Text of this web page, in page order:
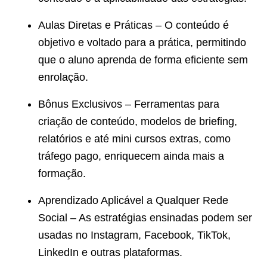
Aulas Diretas e Práticas – O conteúdo é
objetivo e voltado para a prática, permitindo
que o aluno aprenda de forma eficiente sem
enrolação.
Bônus Exclusivos – Ferramentas para
criação de conteúdo, modelos de briefing,
relatórios e até mini cursos extras, como
tráfego pago, enriquecem ainda mais a
formação.
Aprendizado Aplicável a Qualquer Rede
Social – As estratégias ensinadas podem ser
usadas no Instagram, Facebook, TikTok,
LinkedIn e outras plataformas.